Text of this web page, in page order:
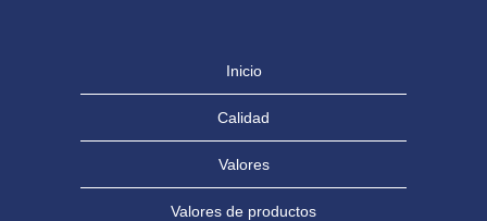
Inicio
Calidad
Valores
Valores de productos